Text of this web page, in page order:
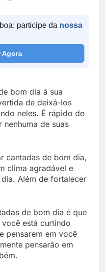
participe da nossa
Agora
bom dia à sua
de deixá-los
neles. É rápido de
de suas
cantadas de bom dia,
clima agradável e
Além de fortalecer
de bom dia é que
está curtindo
pensarem em você
pensarão em